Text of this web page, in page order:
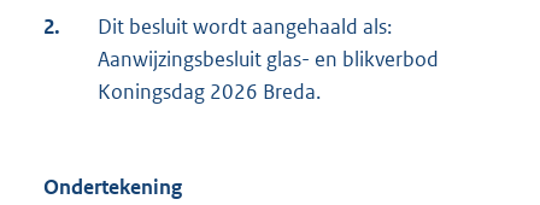
2.
Dit besluit wordt aangehaald als:
Aanwijzingsbesluit glas- en blikverbod
Koningsdag 2026 Breda.
Ondertekening